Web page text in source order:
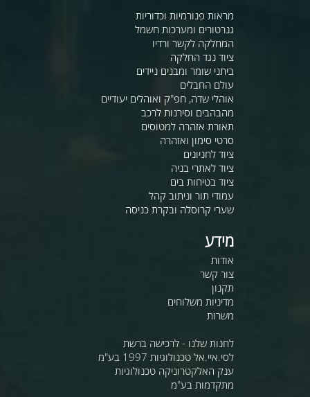
מראות פנורמיות וכדוריות
גנרטורים ומערכות חשמל
המחלקה לקשר ורדיו
ציוד נגד החלקה
ביתני שומר ומבנים ניידים
עולם החבלים
אוהלי שדה, חפ"ק ואוהלים יעודיים
מהבהבים וסירנות לרכב
תאורת אזהרה למטוסים
סרטי סימון ואזהרה
ציוד לחניונים
ציוד לאתרי בניה
ציוד בטיחות בים
עמודי תור וניתוב קהל
שערי קרוסלה ובקרת כניסה
מידע
אודות
צור קשר
תקנון
מדיניות משלוחים
משרות
לחנות שלנו - לרכישה ברשת
לסי.איי.אל טכנולוגיות 1997 בע"מ
ענק האלקטרוניקה טכנולוגיות
מתקדמות בע"מ